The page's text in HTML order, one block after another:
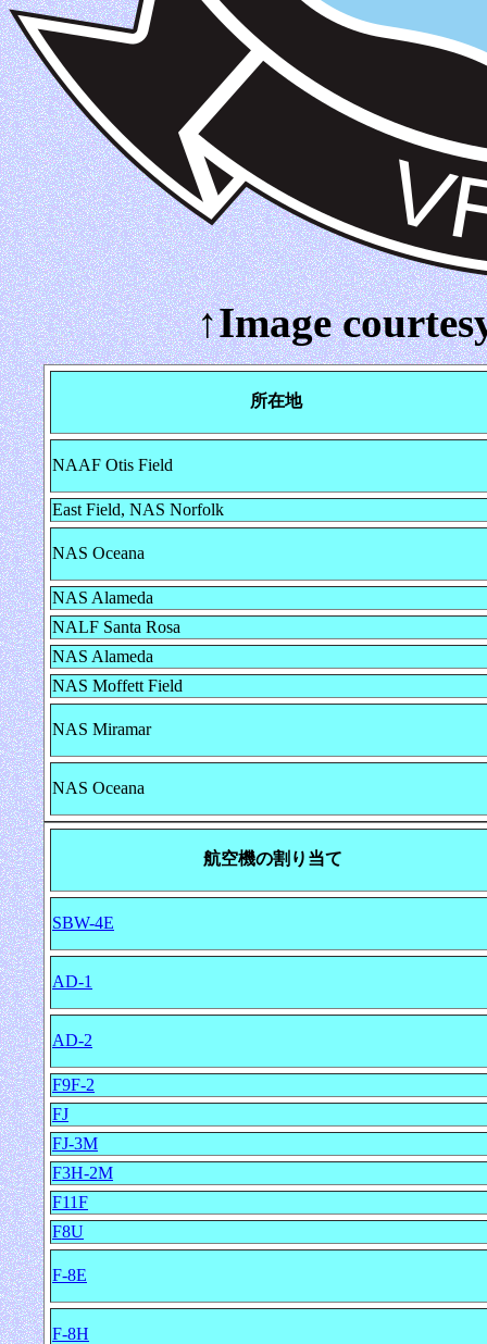
↑Image
所在地
NAAF Otis Field
East Field, NAS Norfolk
NAS Oceana
NAS Alameda
NALF Santa Rosa
NAS Alameda
NAS Moffett Field
NAS Miramar
NAS Oceana
航空機の割り当て
SBW-4E
AD-1
AD-2
F9F-2
FJ
FJ-3M
F3H-2M
F11F
F8U
F-8E
F-8H